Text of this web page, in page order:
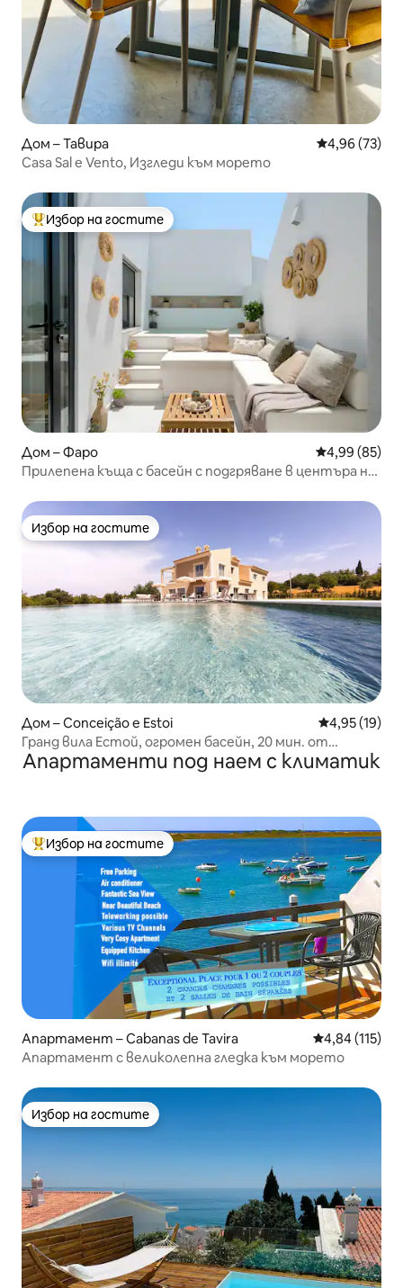
Дом – Тавира Средна
4,96 (73)
Casa Sal e Vento, Изгледи към морето
Най-популярен избор на гостите
Избор на гостите
Дом – Фаро Средна
4,99 (85)
Прилепена къща с басейн с подгряване в центъра на
Избор на гостите
Избор на гостите
Дом – Conceição e Estoi Средна
4,95 (19)
Гранд вила Естой, огромен басейн, 20 мин. от
летището
Апартаменти под наем с климатик
Най-популярен избор на гостите
Избор на гостите
Апартамент – Cabanas de Tavira Средна
4,84 (115)
Апартамент с великолепна гледка към морето
Избор на гостите
Избор на гостите